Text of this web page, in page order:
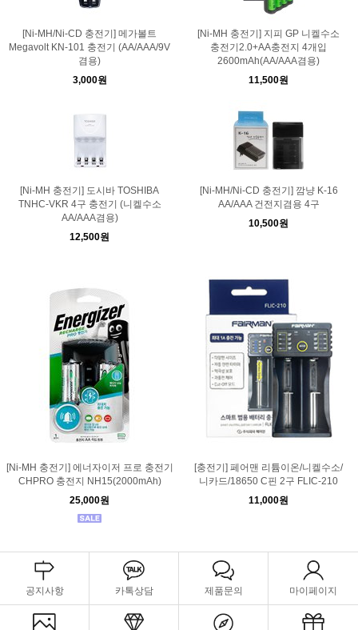
[Ni-MH/Ni-CD 충전기] 메가볼트
Megavolt KN-101 충전기 (AA/AAA/9V
겸용)
3,000원
[Ni-MH 충전기] 지피 GP 니켈수소
충전기2.0+AA충전지 4개입
2600mAh(AA/AAA겸용)
11,500원
[Ni-MH 충전기] 도시바 TOSHIBA
TNHC-VKR 4구 충전기 (니켈수소
AA/AAA겸용)
12,500원
[Ni-MH/Ni-CD 충전기] 깜냥 K-16
AA/AAA 건전지겸용 4구
10,500원
[Ni-MH 충전기] 에너자이저 프로 충전기
CHPRO 충전지 NH15(2000mAh)
25,000원
[충전기] 페어맨 리튬이온/니켈수소/
니카드/18650 C핀 2구 FLIC-210
11,000원
공지사항 카톡상담 제품문의 마이페이지